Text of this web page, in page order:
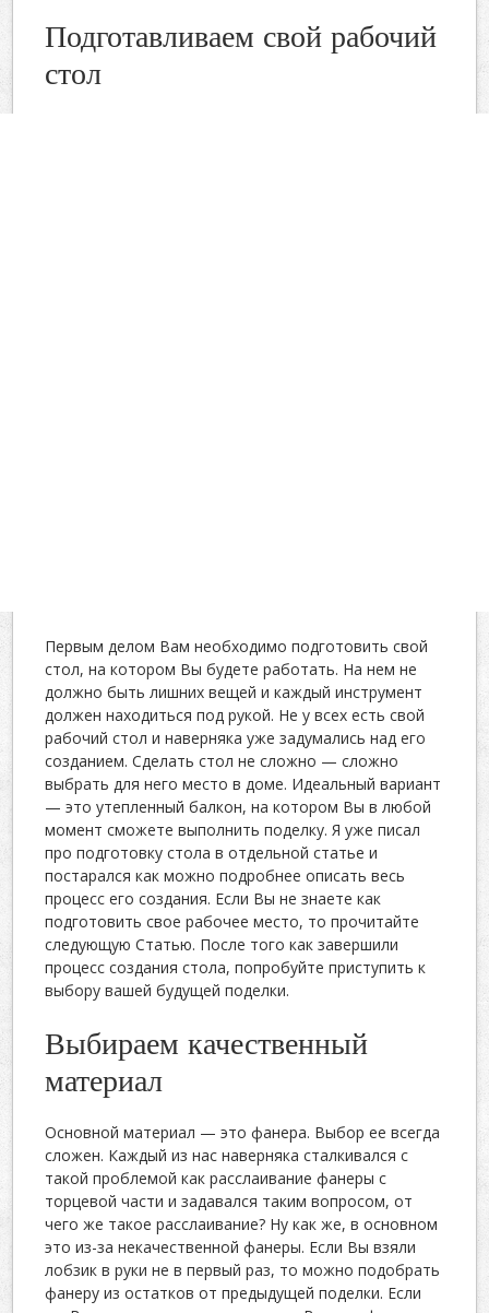
Подготавливаем свой рабочий
стол
Первым делом Вам необходимо подготовить свой
стол, на котором Вы будете работать. На нем не
должно быть лишних вещей и каждый инструмент
должен находиться под рукой. Не у всех есть свой
рабочий стол и наверняка уже задумались над его
созданием. Сделать стол не сложно — сложно
выбрать для него место в доме. Идеальный вариант
— это утепленный балкон, на котором Вы в любой
момент сможете выполнить поделку. Я уже писал
про подготовку стола в отдельной статье и
постарался как можно подробнее описать весь
процесс его создания. Если Вы не знаете как
подготовить свое рабочее место, то прочитайте
следующую Статью. После того как завершили
процесс создания стола, попробуйте приступить к
выбору вашей будущей поделки.
Выбираем качественный
материал
Основной материал — это фанера. Выбор ее всегда
сложен. Каждый из нас наверняка сталкивался с
такой проблемой как расслаивание фанеры с
торцевой части и задавался таким вопросом, от
чего же такое расслаивание? Ну как же, в основном
это из-за некачественной фанеры. Если Вы взяли
лобзик в руки не в первый раз, то можно подобрать
фанеру из остатков от предыдущей поделки. Если